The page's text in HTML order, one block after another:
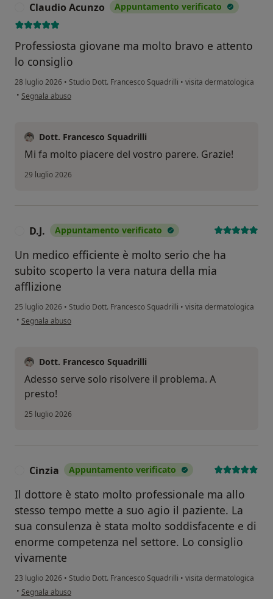
Claudio Acunzo Appuntamento verificato
Professiosta giovane ma molto bravo e attento
lo consiglio
28 luglio 2026 • Studio Dott. Francesco Squadrilli • visita dermatologica
• secondo l'opinione dell'utente Claudio Acunzo
Segnala abuso
Dott. Francesco Squadrilli
Mi fa molto piacere del vostro parere. Grazie!
29 luglio 2026
D.J. Appuntamento verificato
Un medico efficiente è molto serio che ha
subito scoperto la vera natura della mia
afflizione
25 luglio 2026 • Studio Dott. Francesco Squadrilli • visita dermatologica
• secondo l'opinione dell'utente D.J.
Segnala abuso
Dott. Francesco Squadrilli
Adesso serve solo risolvere il problema. A
presto!
25 luglio 2026
Cinzia Appuntamento verificato
Il dottore è stato molto professionale ma allo
stesso tempo mette a suo agio il paziente. La
sua consulenza è stata molto soddisfacente e di
enorme competenza nel settore. Lo consiglio
vivamente
23 luglio 2026 • Studio Dott. Francesco Squadrilli • visita dermatologica
• secondo l'opinione dell'utente Cinzia
Segnala abuso